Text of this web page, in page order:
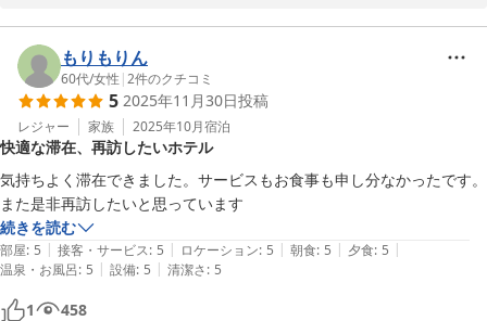
とっての大切な別荘のように思えてきました。施設やお部屋の重厚感と
美味しい食事、ハイセンスな中にもリラックスできる従業員皆様の空気
感、何度も同じ感想になりますが、どれも全てが特別感満載なのです。
今回、食事のお世話を頂いたスタッフさんはお二人は、以前の滞在時に
もお世話になった方々で、再会できて大変嬉しかったですし、変わりな
くお元気そうで安心しました。間違っていたら失礼かと思いつつ、確認
して正解でした。
施設、温泉、食事、接客どれも大変素晴らしいことを今回も実感しまし
た。しつこいリピートになるでしょうが、次回の鬼怒川金谷ホテルさん
今回は初めての洋室、そしてぎんざ寿し幸様とのコラボレーション
ディナーをご利用いただき、特別なご滞在となったご様子を拝見
し、私どもも大変嬉しく拝見いたしました。初めての試みとなりま
したが寿司懐石や朝食の蒸しばらちらしにつきましても、細やかな
点にまでご評価いただき、料理人をはじめスタッフの今後の励みと
なります。
また、以前にもご対応させていただいたスタッフとの再会を喜んで
いただけたことは、私どもにとっても何よりの喜びであり、暫定99
様のお元気なお姿もお目にかかることが出来、スタッフにとっても
励みとなりました。
もりもりん
60代/女性 |2件のクチコミ
5 2025年11月30日投稿
レジャー 家族 2025年10月宿泊
快適な滞在、再訪したいホテル
気持ちよく滞在できました。サービスもお食事も申し分なかったです。
また是非再訪したいと思っています
続きを読む
部屋: 5 | 接客・サービス: 5 | ロケーション: 5 | 朝食: 5 | 夕食: 5 |
温泉・お風呂: 5 | 設備: 5 | 清潔さ: 5
1 458